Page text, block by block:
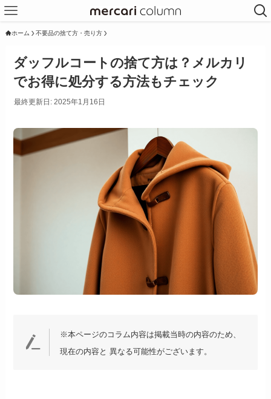
ホーム 不要品の捨て方・売り方
ダッフルコートの捨て方は？メルカリ
でお得に処分する方法もチェック
最終更新日: 2025年1月16日
※本ページのコラム内容は掲載当時の内容のため、
現在の内容と 異なる可能性がございます。